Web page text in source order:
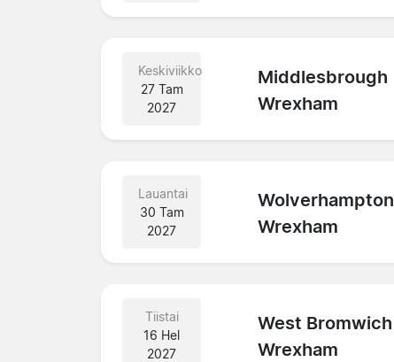
Keskiviikko
27 Tam
2027
Middlesbrough
Wrexham
Lauantai
30 Tam
2027
Wolverhampton
Wrexham
Tiistai
16 Hel
2027
West Bromwich
Wrexham